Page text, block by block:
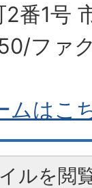
番1号
ファ
ムはこ
ルを閲